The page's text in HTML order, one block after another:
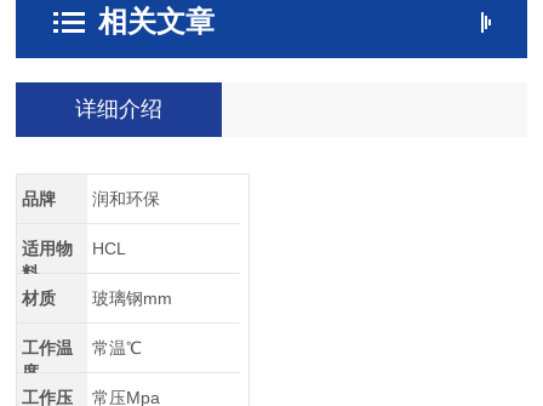
相关文章
详细介绍
品牌 润和环保
适用物
料
HCL
材质 玻璃钢mm
工作温
度
常温℃
工作压 常压Mpa